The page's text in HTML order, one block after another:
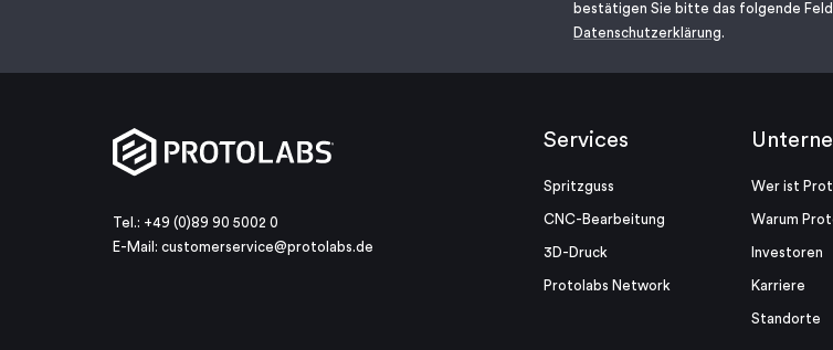
bestätigen Sie bitte das folgende
Datenschutzerklärung.
Tel.: +49 (0)89 90 5002 0
E-Mail: customerservice@protolabs.de
Services
Spritzguss
CNC-Bearbeitung
3D-Druck
Protolabs Network
Wer ist
Warum
Investoren
Karriere
Standorte